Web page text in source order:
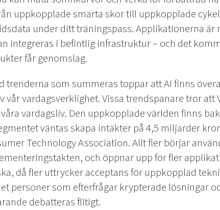
uppkopplade smarta skor till uppkopplade
under ditt träningspass. Applikationerna
integreras i befintlig infrastruktur – och det
får genomslag.
trenderna som summeras toppar att AI finns
vår vardagsverklighet. Vissa trendspanare tror
vardagsliv. Den uppkopplade världen finns
väntas skapa intäkter på 4,5 miljarder
Technology Association. Allt fler börjar
och öppnar upp för fler
då fler uttrycker acceptans för uppkopplad
personer som efterfrågar krypterade lösningar
debatteras flitigt.